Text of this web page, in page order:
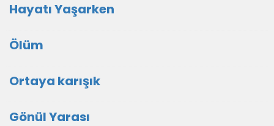
Hayatı Yaşarken
Ölüm
Ortaya karışık
Gönül Yarası